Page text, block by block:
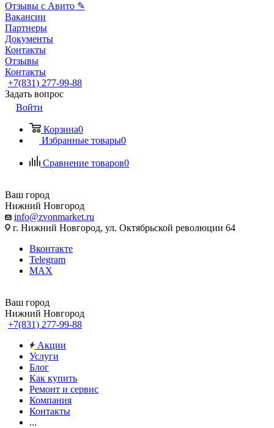
Отзывы с Авито ✎
Вакансии
Партнеры
Документы
Контакты
Отзывы
Контакты
+7(831) 277-99-88
Задать вопрос
Войти
Корзина0
Избранные товары0
Сравнение товаров0
Ваш город
Нижний Новгород
info@zvonmarket.ru
г. Нижний Новгород, ул. Октябрьской революции 64
Вконтакте
Telegram
MAX
Ваш город
Нижний Новгород
+7(831) 277-99-88
Акции
Услуги
Блог
Как купить
Ремонт и сервис
Компания
Контакты
...